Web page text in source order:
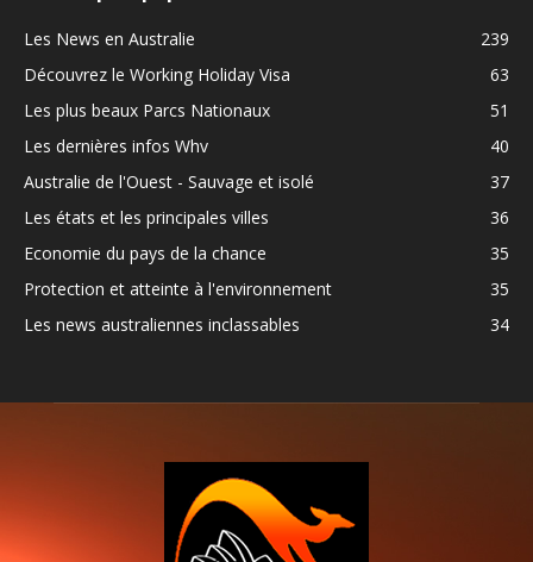
Les News en Australie
239
Découvrez le Working Holiday Visa
63
Les plus beaux Parcs Nationaux
51
Les dernières infos Whv
40
Australie de l'Ouest - Sauvage et isolé
37
Les états et les principales villes
36
Economie du pays de la chance
35
Protection et atteinte à l'environnement
35
Les news australiennes inclassables
34